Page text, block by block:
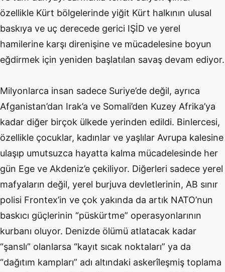
özellikle Kürt bölgelerinde yiğit Kürt halkının ulusal
baskıya ve uç derecede gerici IŞİD ve yerel
hamilerine karşı direnişine ve mücadelesine boyun
eğdirmek için yeniden başlatılan savaş devam ediyor.
Milyonlarca insan sadece Suriye’de değil, ayrıca
Afganistan’dan Irak’a ve Somali’den Kuzey Afrika’ya
kadar diğer birçok ülkede yerinden edildi. Binlercesi,
özellikle çocuklar, kadınlar ve yaşlılar Avrupa kalesine
ulaşıp umutsuzca hayatta kalma mücadelesinde her
gün Ege ve Akdeniz’e çekiliyor. Diğerleri sadece yerel
mafyaların değil, yerel burjuva devletlerinin, AB sınır
polisi Frontex’in ve çok yakında da artık NATO’nun
baskıcı güçlerinin “püskürtme” operasyonlarının
kurbanı oluyor. Denizde ölümü atlatacak kadar
“şanslı” olanlarsa “kayıt sıcak noktaları” ya da
“dağıtım kampları” adı altındaki askerîleşmiş toplama